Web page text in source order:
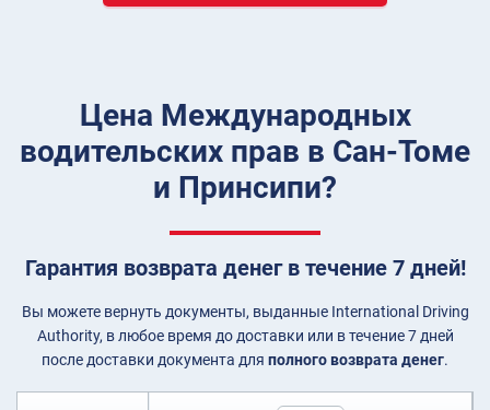
Цена Международных
водительских прав в Сан-Томе
и Принсипи?
Гарантия возврата денег в течение 7 дней!
Вы можете вернуть документы, выданные International Driving
Authority, в любое время до доставки или в течение 7 дней
после доставки документа для полного возврата денег.